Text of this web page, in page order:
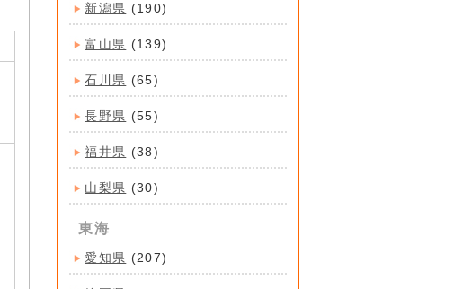
新潟県 (190)
富山県 (139)
石川県 (65)
長野県 (55)
福井県 (38)
山梨県 (30)
東海
愛知県 (207)